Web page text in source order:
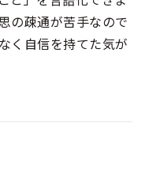
の疎通が苦手なので
く自信を持てた気が